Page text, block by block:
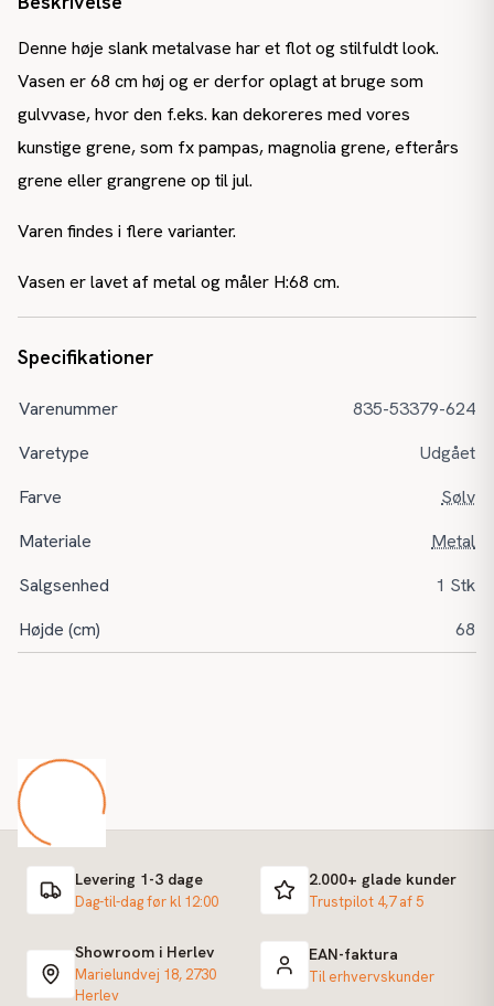
Denne høje slank metalvase har et flot og stilfuldt look.
Vasen er 68 cm høj og er derfor oplagt at bruge som
gulvvase, hvor den f.eks. kan dekoreres med vores
kunstige grene, som fx pampas, magnolia grene, efterårs
grene eller grangrene op til jul.
Varen findes i flere varianter.
Vasen er lavet af metal og måler H:68 cm.
Specifikationer
Varenummer
835-53379-624
Varetype
Udgået
Farve
Sølv
Materiale
Metal
Salgsenhed
1 Stk
Højde (cm)
68
Levering 1-3 dage
Dag-til-dag før kl 12:00
2.000+ glade kunder
Trustpilot 4,7 af 5
Showroom i Herlev
Marielundvej 18, 2730
Herlev
EAN-faktura
Til erhvervskunder